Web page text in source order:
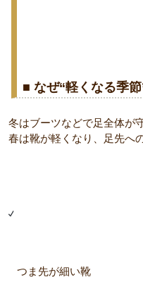
■ なぜ“軽くなる季
冬はブーツなどで足全体が
春は靴が軽くなり、足先へ
つま先が細い靴